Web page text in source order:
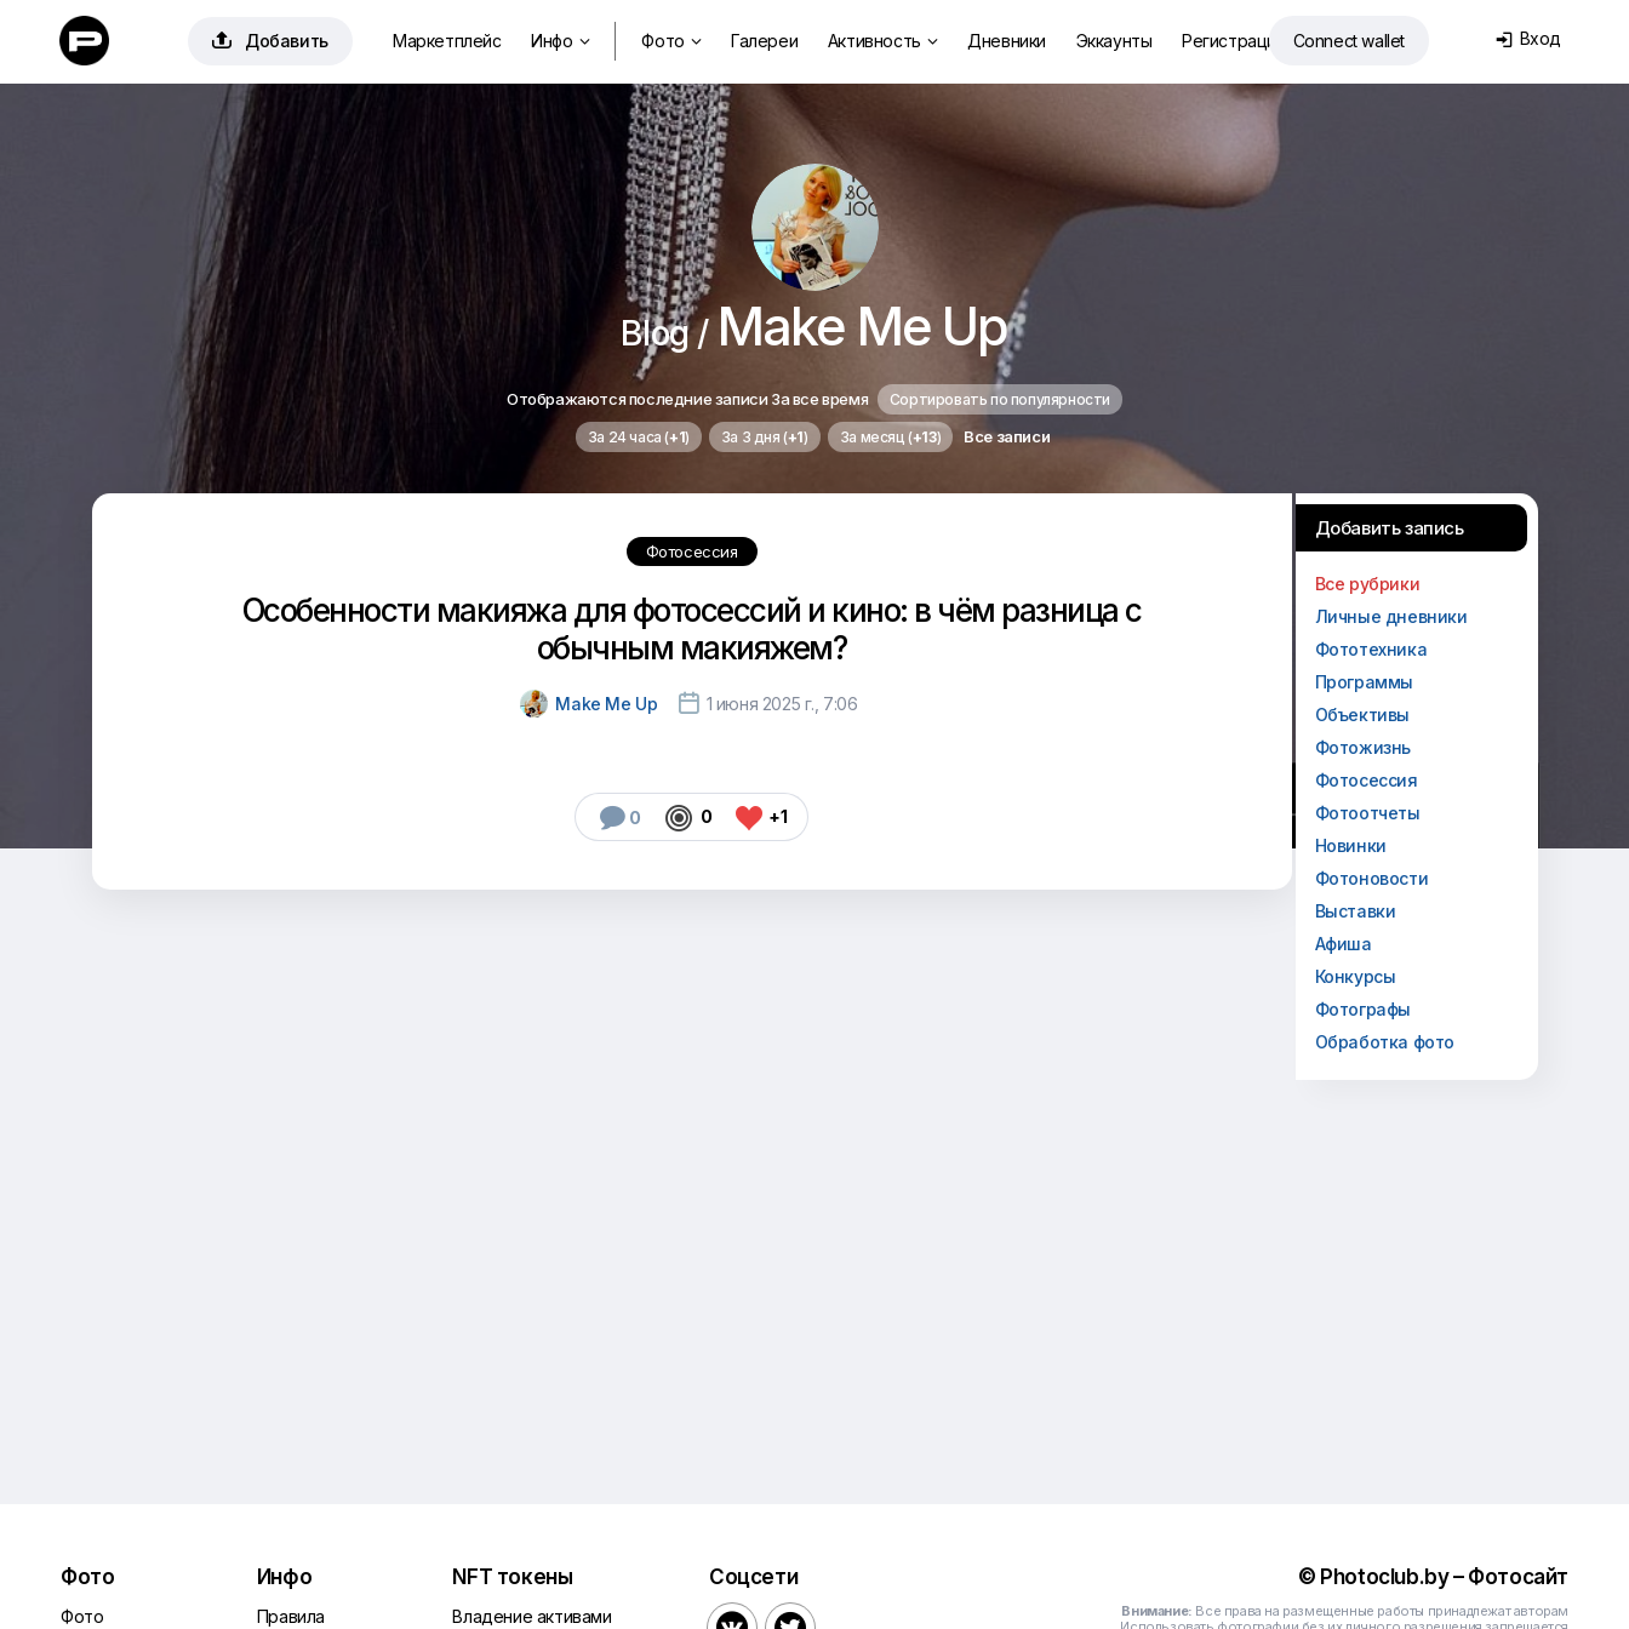
 Добавить Маркетплейс Инфо  Фото  Галереи Активность  Дневники Эккаунты Регистрация Connect wallet  Вход
Blog /Make Me Up
Отображаются последние записи За все время Сортировать по популярности
За 24 часа (+1) За 3 дня (+1) За месяц (+13) Все записи
Фотосессия
Особенности макияжа для фотосессий и кино: в чём разница с
обычным макияжем?
Make Me Up  1 июня 2025 г., 7:06
 0  0  +1
Добавить запись
Все рубрики
Личные дневники
Фототехника
Программы
Объективы
Фотожизнь
Фотосессия
Фотоотчеты
Новинки
Фотоновости
Выставки
Афиша
Конкурсы
Фотографы
Обработка фото
Фото
Фото
Инфо
Правила
NFT токены
Владение активами
Соцсети © Photoclub.by – Фотосайт
Внимание: Все права на размещенные работы принадлежат авторам